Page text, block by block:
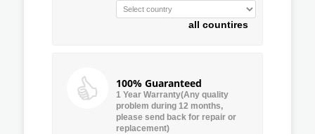
all countires
100% Guaranteed
1 Year Warranty(Any quality
problem during 12 months,
please send back for repair or
replacement)